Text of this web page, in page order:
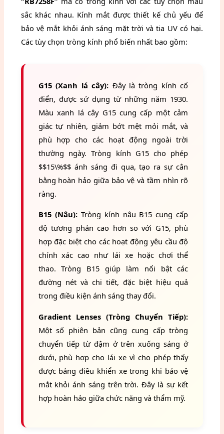
sắc khác nhau. Kính mắt được thiết kế chủ yếu để
bảo vệ mắt khỏi ánh sáng mặt trời và tia UV có hại.
Các tùy chọn tròng kính phổ biến nhất bao gồm:
G15 (Xanh lá cây): Đây là tròng kính cổ
điển, được sử dụng từ những năm 1930.
Màu xanh lá cây G15 cung cấp một cảm
giác tự nhiên, giảm bớt mệt mỏi mắt, và
phù hợp cho các hoạt động ngoài trời
thường ngày. Tròng kính G15 cho phép
$$15\%$$ ánh sáng đi qua, tạo ra sự cân
bằng hoàn hảo giữa bảo vệ và tầm nhìn rõ
ràng.
B15 (Nâu):Tròng kính nâu B15 cung cấp
độ tương phản cao hơn so với G15, phù
hợp đặc biệt cho các hoạt động yêu cầu độ
chính xác cao như lái xe hoặc chơi thể
thao. Tròng B15 giúp làm nổi bật các
đường nét và chi tiết, đặc biệt hiệu quả
trong điều kiện ánh sáng thay đổi.
Gradient Lenses (Tròng Chuyển Tiếp):
Một số phiên bản cũng cung cấp tròng
chuyển tiếp từ đậm ở trên xuống sáng ở
dưới, phù hợp cho lái xe vì cho phép thấy
được bảng điều khiển xe trong khi bảo vệ
mắt khỏi ánh sáng trên trời. Đây là sự kết
hợp hoàn hảo giữa chức năng và thẩm mỹ.